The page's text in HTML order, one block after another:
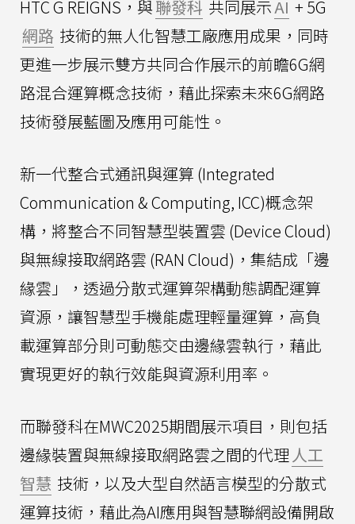
HTC G REIGNS，與聯發科 共同展示AI + 5G
網路 技術的無人化智慧工廠應用成果，同時
更進一步展示雙方共同合作展示的前瞻6G網
路混合運算概念技術，藉此探索未來6G網路
技術發展藍圖及應用可能性。
新一代整合式通訊與運算 (Integrated
Communication & Computing, ICC)概念架
構，將整合不同智慧型裝置雲 (Device Cloud)
與無線接取網路雲 (RAN Cloud)，集結成「邊
緣雲」，透過分散式運算架構動態調配運算
資源，讓智慧型手機能處理輕量運算，高負
載運算部分則可動態交由邊緣雲執行，藉此
實現更好的執行效能與資源利用率。
而聯發科在MWC2025期間展示項目，則包括
邊緣裝置與無線接取網路雲之間的代理 人工
智慧 技術，以及大型自然語言模型的分散式
運算技術，藉此為AI應用與智慧聯網設備開啟